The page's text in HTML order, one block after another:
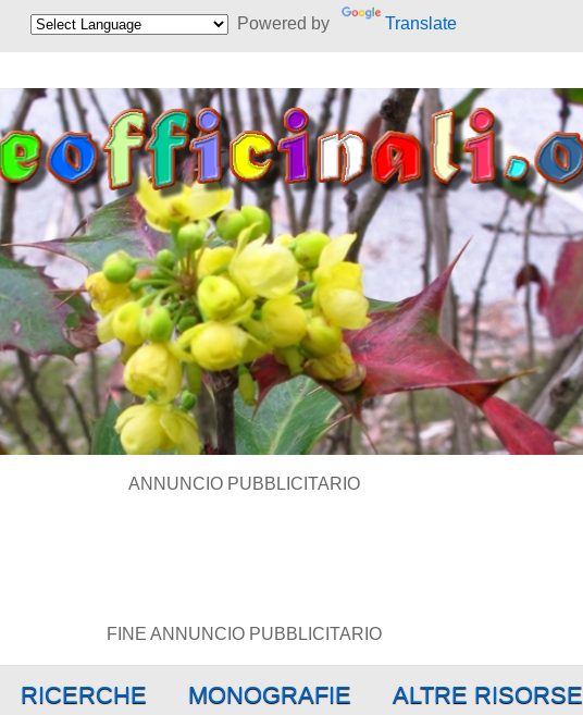
Powered by Translate
ANNUNCIO PUBBLICITARIO
FINE ANNUNCIO PUBBLICITARIO
RICERCHE MONOGRAFIE ALTRE RISORSE